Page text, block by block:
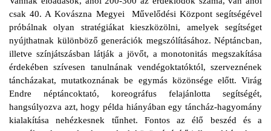
csak 40. A Kovászna Megyei Művelődési Központ segítségével
próbálnak olyan stratégiákat kieszközölni, amelyek segítséget
nyújthatnak különböző generációk megszólításához. Néptáncban,
illetve színjátszásban látják a jövőt, a monotonitás megszakítása
érdekében szívesen tanulnának vendégoktatóktól, szerveznének
táncházakat, mutatkoznának be egymás közönsége előtt. Virág
Endre néptáncoktató, koreográfus felajánlotta segítségét,
hangsúlyozva azt, hogy példa hiányában egy táncház-hagyomány
kialakítása nehézkesnek tűnhet. Fontos az élő beszéd és a